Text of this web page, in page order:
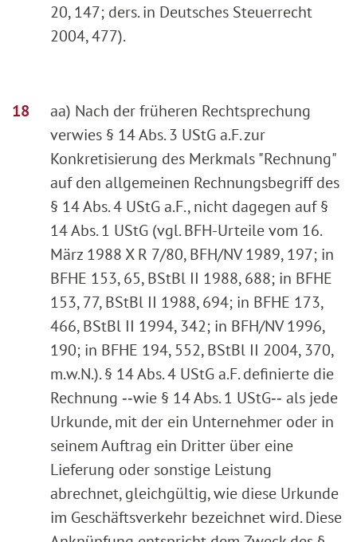
20, 147; ders. in Deutsches Steuerrecht
2004, 477).
aa) Nach der früheren Rechtsprechung
verwies § 14 Abs. 3 UStG a.F. zur
Konkretisierung des Merkmals "Rechnung"
auf den allgemeinen Rechnungsbegriff des
§ 14 Abs. 4 UStG a.F., nicht dagegen auf §
14 Abs. 1 UStG (vgl. BFH-Urteile vom 16.
März 1988 X R 7/80, BFH/NV 1989, 197; in
BFHE 153, 65, BStBl II 1988, 688; in BFHE
153, 77, BStBl II 1988, 694; in BFHE 173,
466, BStBl II 1994, 342; in BFH/NV 1996,
190; in BFHE 194, 552, BStBl II 2004, 370,
m.w.N.). § 14 Abs. 4 UStG a.F. definierte die
Rechnung ‑‑wie § 14 Abs. 1 UStG‑‑ als jede
Urkunde, mit der ein Unternehmer oder in
seinem Auftrag ein Dritter über eine
Lieferung oder sonstige Leistung
abrechnet, gleichgültig, wie diese Urkunde
im Geschäftsverkehr bezeichnet wird. Diese